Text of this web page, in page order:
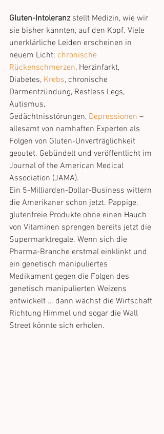
Gluten-Intoleranz stellt Medizin, wie wir
sie bisher kannten, auf den Kopf. Viele
unerklärliche Leiden erscheinen in
neuem Licht: chronische
Rückenschmerzen, Herzinfarkt,
Diabetes, Krebs, chronische
Darmentzündung, Restless Legs,
Autismus,
Gedächtnisstörungen, Depressionen –
allesamt von namhaften Experten als
Folgen von Gluten-Unverträglichkeit
geoutet. Gebündelt und veröffentlicht im
Journal of the American Medical
Association (JAMA).
Ein 5-Milliarden-Dollar-Business wittern
die Amerikaner schon jetzt. Pappige,
glutenfreie Produkte ohne einen Hauch
von Vitaminen sprengen bereits jetzt die
Supermarktregale. Wenn sich die
Pharma-Branche erstmal einklinkt und
ein genetisch manipuliertes
Medikament gegen die Folgen des
genetisch manipulierten Weizens
entwickelt … dann wächst die Wirtschaft
Richtung Himmel und sogar die Wall
Street könnte sich erholen.